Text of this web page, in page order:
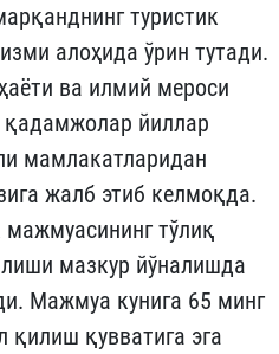
туристик
алоҳида ўрин тутади.
ва илмий мероси
йиллар
мамлакатларидан
жалб этиб келмоқда.
тўлиқ
мазкур йўналишда
Мажмуа кунига 65 минг
қилиш қувватига эга